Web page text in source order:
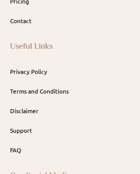
Contact
Useful Links
Privacy Policy
Terms and Conditions
Disclaimer
Support
FAQ